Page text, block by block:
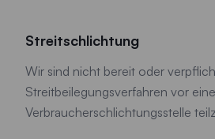
Streitschlichtung
Wir sind nicht bereit oder
Streitbeilegungsverfahren vor
Verbraucherschlichtungsstelle